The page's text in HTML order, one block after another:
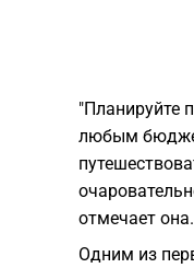
"Планируйте
любым
отмечает она.
Одним из